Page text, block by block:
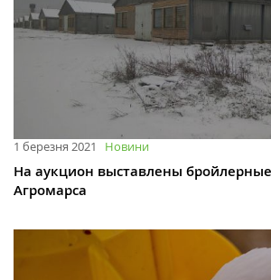
1 березня 2021 Новини
На аукцион выставлены
Агромарса